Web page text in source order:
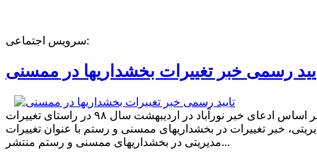
سرویس اجتماعی:
رسمی خبر تغییرات بخشداریها در ممسنی
بر اساس ادعای خبر نورآباد در اردیبهشت سال ۹۸ در راستای تغییرات
خبر تغییرات در بخشداریهای ممسنی و رستم با عنوان تغییرات
مدیریتی در بخشداریهای ممسنی و رستم منتشر...